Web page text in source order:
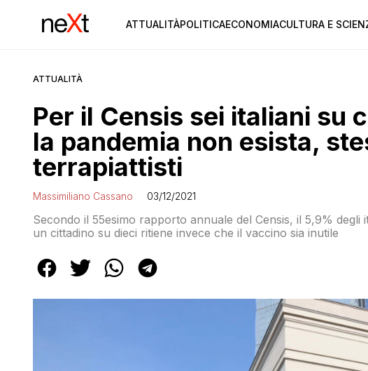
ATTUALITÀPOLITICAECONOMIACULTURA E
ATTUALITÀ
Per il Censis sei italiani su
la pandemia non esista,
terrapiattisti
Massimiliano Cassano 03/12/2021
Secondo il 55esimo rapporto annuale del Censis, il 5,9% degli
un cittadino su dieci ritiene invece che il vaccino sia inutile